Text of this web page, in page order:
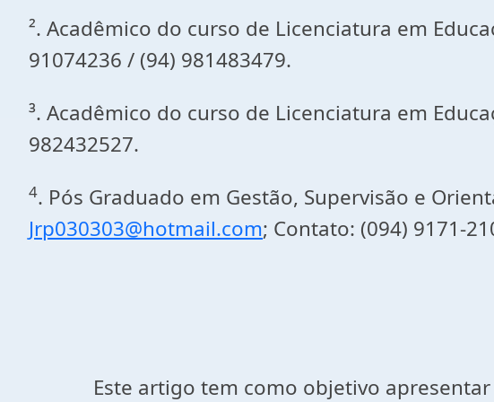
². Acadêmico do curso de Licenciatura em
91074236 / (94) 981483479.
³. Acadêmico do curso de Licenciatura em
982432527.
4. Pós Graduado em Gestão, Supervisão e
Jrp030303@hotmail.com; Contato: (094) 9171-
Este artigo tem como objetivo